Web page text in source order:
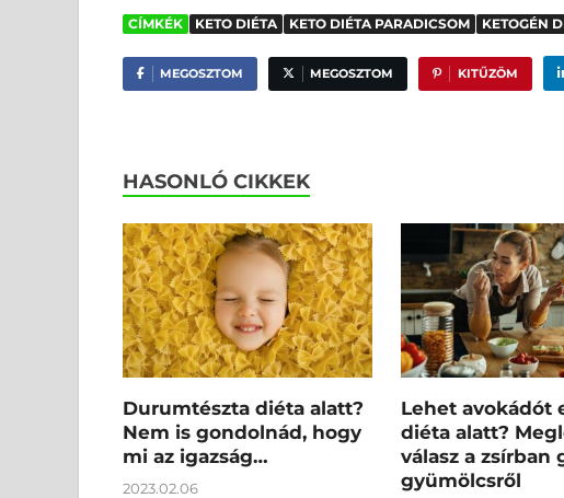
CÍMKÉK KETO DIÉTA KETO DIÉTA PARADICSOM KETOGÉN
MEGOSZTOM MEGOSZTOM KITŰZÖM
HASONLÓ CIKKEK
Durumtészta diéta alatt?
Nem is gondolnád, hogy
mi az igazság…
2023.02.06
Lehet avokádót
diéta alatt?
válasz a zsírban
gyümölcsről